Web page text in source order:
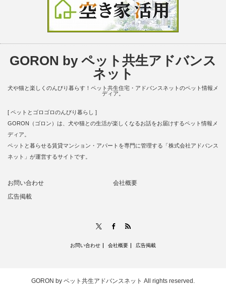
GORON by ペット共生アドバンス
ネット
犬や猫と楽しくのんびり暮らす！ペット共生住宅・アドバンスネットのペット情報メ
ディア。
[ ペットとゴロゴロのんびり暮らし ]
GORON（ゴロン）は、犬や猫との生活が楽しくなるお話をお届けするペット情報メ
ディア。
ペットと暮らせる賃貸マンション・アパートを専門に管理する「株式会社アドバンス
ネット」が運営するサイトです。
お問い合わせ
会社概要
広告掲載
Facebook
お問い合わせ 会社概要 広告掲載
GORON by ペット共生アドバンスネット All rights reserved.